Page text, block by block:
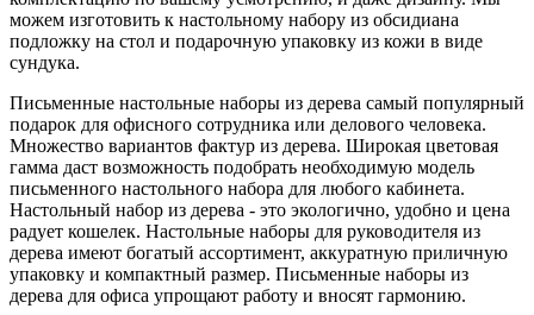
можем изготовить к настольному набору из обсидиана
подложку на стол и подарочную упаковку из кожи в виде
сундука.
Письменные настольные наборы из дерева самый популярный
подарок для офисного сотрудника или делового человека.
Множество вариантов фактур из дерева. Широкая цветовая
гамма даст возможность подобрать необходимую модель
письменного настольного набора для любого кабинета.
Настольный набор из дерева - это экологично, удобно и цена
радует кошелек. Настольные наборы для руководителя из
дерева имеют богатый ассортимент, аккуратную приличную
упаковку и компактный размер. Письменные наборы из
дерева для офиса упрощают работу и вносят гармонию.